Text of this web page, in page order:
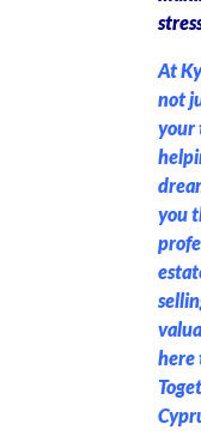
At
not
your
you
here